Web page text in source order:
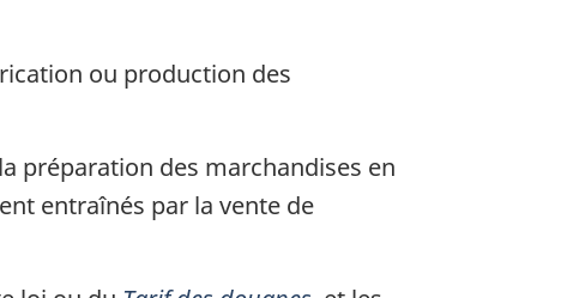
ou production des
préparation des marchandises en
entraînés par la vente de